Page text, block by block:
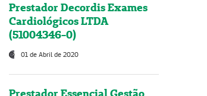
Prestador Decordis Exames
Cardiológicos LTDA
(51004346-0)
01 de Abril de 2020